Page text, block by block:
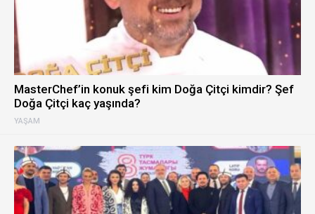
YAŞAM
MasterChef’in konuk şefi kim Doğa Çitçi kimdir? Şef
Doğa Çitçi kaç yaşında?